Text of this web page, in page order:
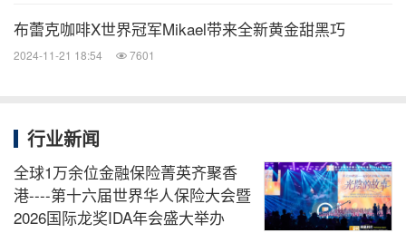
布蕾克咖啡X世界冠军Mikael带来全新黄金甜黑巧
2024-11-21 18:54 7601
行业新闻
全球1万余位金融保险菁英齐聚香
港----第十六届世界华人保险大会暨
2026国际龙奖IDA年会盛大举办